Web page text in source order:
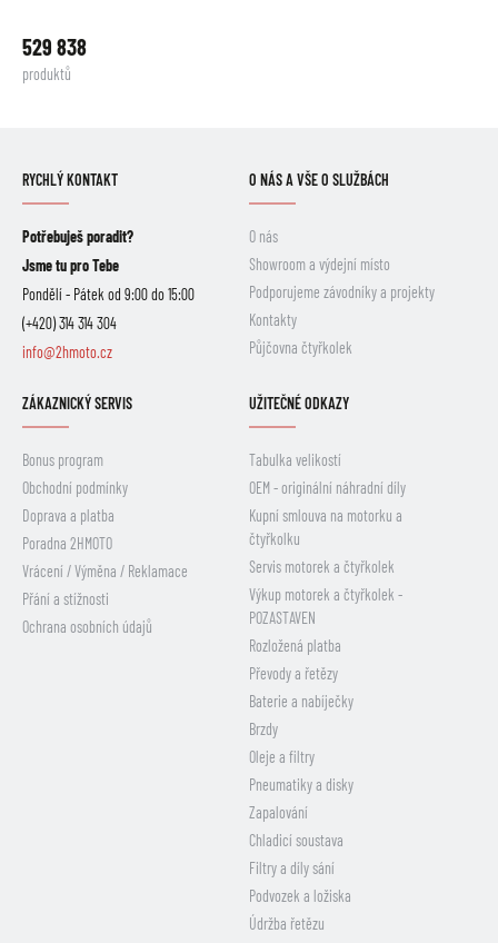
529 838
produktů
RYCHLÝ KONTAKT
Potřebuješ poradit?
Jsme tu pro Tebe
Pondělí - Pátek od 9:00 do 15:00
(+420) 314 314 304
info@2hmoto.cz
O NÁS A VŠE O SLUŽBÁCH
O nás
Showroom a výdejní místo
Podporujeme závodníky a projekty
Kontakty
Půjčovna čtyřkolek
ZÁKAZNICKÝ SERVIS
Bonus program
Obchodní podmínky
Doprava a platba
Poradna 2HMOTO
Vrácení / Výměna / Reklamace
Přání a stížnosti
Ochrana osobních údajů
UŽITEČNÉ ODKAZY
Tabulka velikostí
OEM - originální náhradní díly
Kupní smlouva na motorku a
čtyřkolku
Servis motorek a čtyřkolek
Výkup motorek a čtyřkolek -
POZASTAVEN
Rozložená platba
Převody a řetězy
Baterie a nabíječky
Brzdy
Oleje a filtry
Pneumatiky a disky
Zapalování
Chladicí soustava
Filtry a díly sání
Podvozek a ložiska
Údržba řetězu